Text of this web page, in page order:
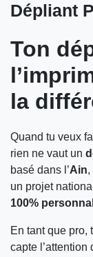
Dépliant
Ton
la
Quand tu veux
rien ne vaut un
basé dans l’Ain,
un projet
100%
En tant que pro,
capte l’attention